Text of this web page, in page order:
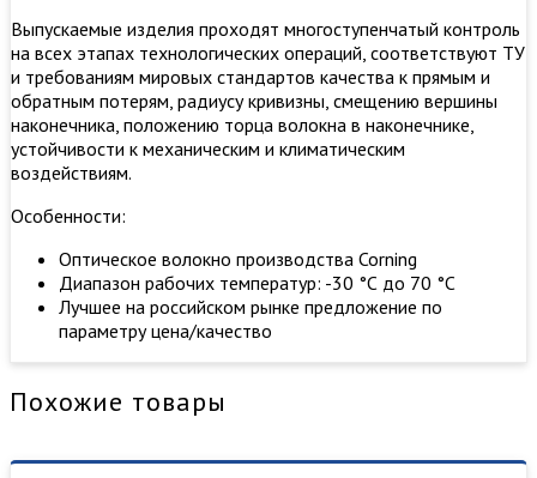
Выпускаемые изделия проходят многоступенчатый контроль
на всех этапах технологических операций, соответствуют ТУ
и требованиям мировых стандартов качества к прямым и
обратным потерям, радиусу кривизны, смещению вершины
наконечника, положению торца волокна в наконечнике,
устойчивости к механическим и климатическим
воздействиям.
Особенности:
Оптическое волокно производства Corning
Диапазон рабочих температур: -30 °С до 70 °С
Лучшее на российском рынке предложение по
параметру цена/качество
Похожие товары